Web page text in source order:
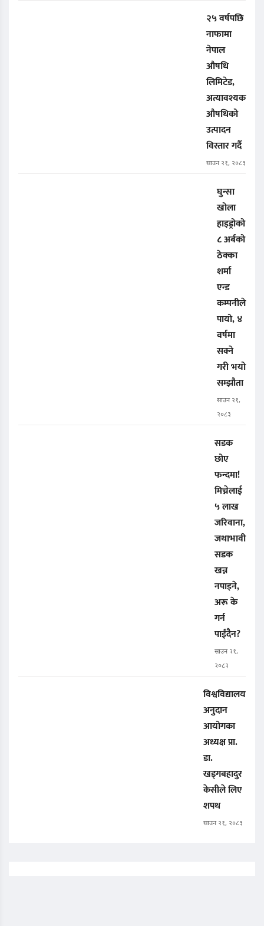
२५ वर्षपछि
नाफामा
नेपाल
औषधि
लिमिटेड,
अत्यावश्यक
औषधिको
उत्पादन
विस्तार गर्दै
साउन २१, २०८३
घुन्सा
खोला
हाइड्रोको
८ अर्बको
ठेक्का
शर्मा
एन्ड
कम्पनीले
पायो, ४
वर्षमा
सक्ने
गरी भयो
सम्झौता
साउन २१,
२०८३
सडक
छोए
फन्दमा!
मिच्नेलाई
५ लाख
जरिवाना,
जथाभावी
सडक
खन्न
नपाइने,
अरू के
गर्न
पाईंदैन?
साउन २१,
२०८३
विश्वविद्यालय
अनुदान
आयोगका
अध्यक्ष प्रा.
डा.
खड्गबहादुर
केसीले लिए
शपथ
साउन २१, २०८३